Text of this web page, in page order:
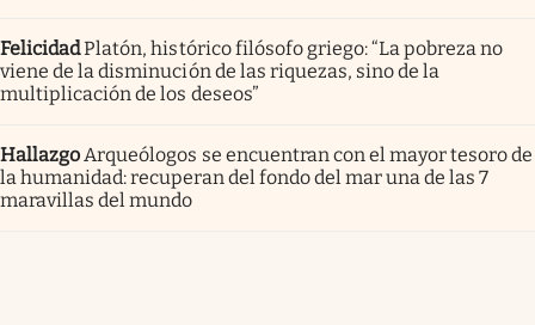
FelicidadPlatón, histórico filósofo griego: “La pobreza no
viene de la disminución de las riquezas, sino de la
multiplicación de los deseos”
Hallazgo Arqueólogos se encuentran con el mayor tesoro de
la humanidad: recuperan del fondo del mar una de las 7
maravillas del mundo